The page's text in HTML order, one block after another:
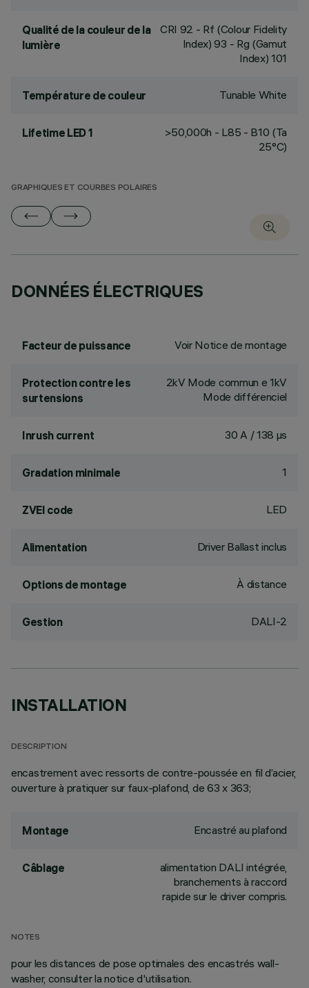
Qualité de la couleur de la
lumière
CRI 92 - Rf (Colour Fidelity
Index) 93 - Rg (Gamut
Index) 101
Température de couleur Tunable White
Lifetime LED 1
>50,000h - L85 - B10 (Ta
25°C)
GRAPHIQUES ET COURBES POLAIRES
DONNÉES ÉLECTRIQUES
Facteur de puissance Voir Notice de montage
Protection contre les
surtensions
2kV Mode commun e 1kV
Mode différenciel
Inrush current 30 A / 138 µs
Gradation minimale 1
ZVEI code LED
Alimentation Driver Ballast inclus
Options de montage À distance
Gestion DALI-2
INSTALLATION
DESCRIPTION
encastrement avec ressorts de contre-poussée en fil d’acier,
ouverture à pratiquer sur faux-plafond, de 63 x 363;
Montage Encastré au plafond
Câblage
alimentation DALI intégrée,
branchements à raccord
rapide sur le driver compris.
NOTES
pour les distances de pose optimales des encastrés wall-
washer, consulter la notice d'utilisation.